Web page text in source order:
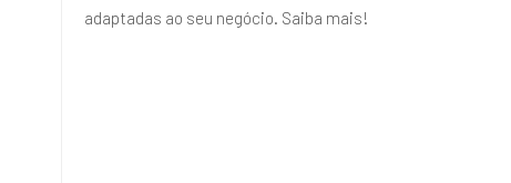
adaptadas ao seu negócio. Saiba mais!